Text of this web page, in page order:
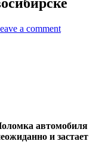
a comment
автомобиля
и застает